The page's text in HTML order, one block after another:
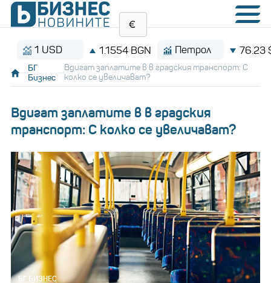
USD 1.1554 BGN Петрол 76.23 $/барел
БГ
Бизнес
Вдигат заплатите в в градския транспорт: С
колко се увеличават?
Вдигат заплатите в в градския
транспорт: С колко се увеличават?
БГ БИЗНЕС